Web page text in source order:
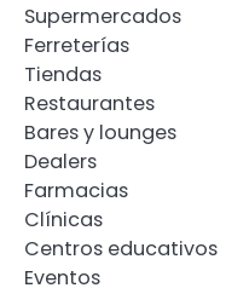
Supermercados
Ferreterías
Tiendas
Restaurantes
Bares y lounges
Dealers
Farmacias
Clínicas
Centros educativos
Eventos